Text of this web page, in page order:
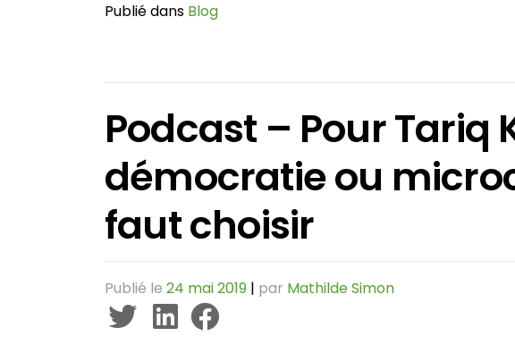
Publié dans Blog
Podcast – Pour Tariq
démocratie ou
faut choisir
Publié le 24 mai 2019 | par Mathilde Simon